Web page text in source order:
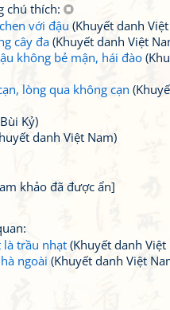
chú thích:
với đậu (Khuyết danh
cây đa (Khuyết danh Việt
không bẻ mận, hái đào
lòng qua không cạn
Kỷ)
danh Việt Nam)
khảo đã được ẩn]
là trầu nhạt (Khuyết danh Việt
ngoài (Khuyết danh Việt